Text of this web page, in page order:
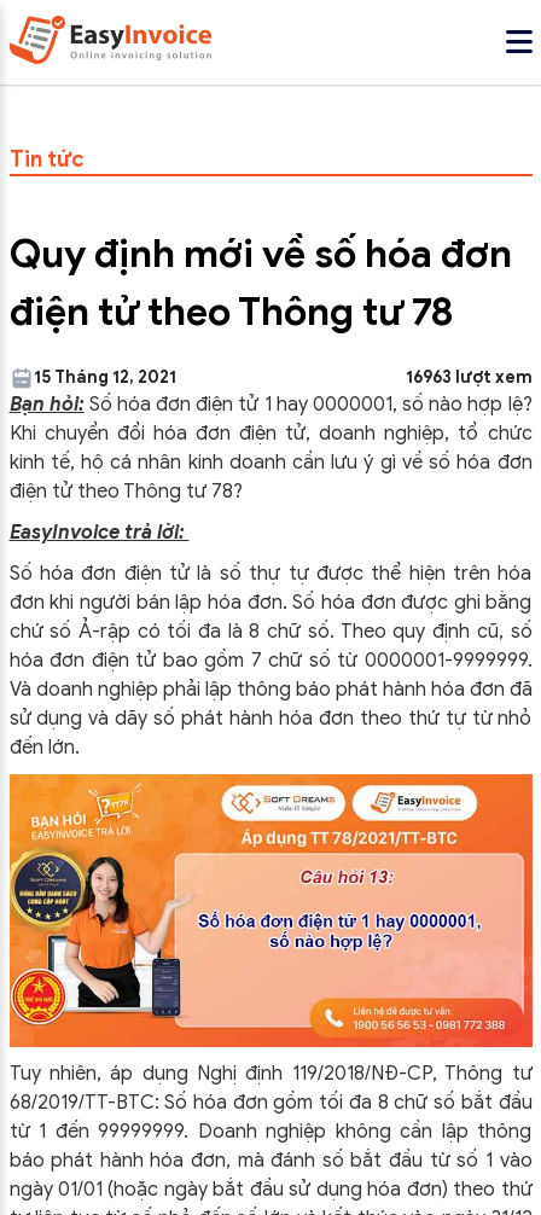
Tin tức
Quy định mới về số hóa đơn
điện tử theo Thông tư 78
15 Tháng 12, 2021 16963 lượt xem
Bạn hỏi:Số hóa đơn điện tử 1 hay 0000001, số nào hợp lệ?
Khi chuyển đổi hóa đơn điện tử, doanh nghiệp, tổ chức
kinh tế, hộ cá nhân kinh doanh cần lưu ý gì về số hóa đơn
điện tử theo Thông tư 78?
EasyInvoice trả lời:
Số hóa đơn điện tử là số thự tự được thể hiện trên hóa
đơn khi người bán lập hóa đơn. Số hóa đơn được ghi bằng
chứ số Ả-rập có tối đa là 8 chữ số. Theo quy định cũ, số
hóa đơn điện tử bao gồm 7 chữ số từ 0000001-9999999.
Và doanh nghiệp phải lập thông báo phát hành hóa đơn đã
sử dụng và dãy số phát hành hóa đơn theo thứ tự từ nhỏ
đến lớn.
Tuy nhiên, áp dụng Nghị định 119/2018/NĐ-CP, Thông tư
68/2019/TT-BTC:Số hóa đơn gồm tối đa 8 chữ số bắt đầu
từ 1 đến 99999999. Doanh nghiệp không cần lập thông
báo phát hành hóa đơn, mà đánh số bắt đầu từ số 1 vào
ngày 01/01 (hoặc ngày bắt đầu sử dụng hóa đơn) theo thứ